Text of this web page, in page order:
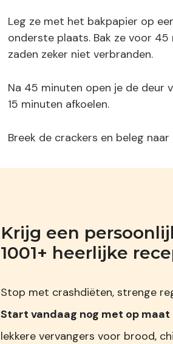
Leg ze met het bakpapier op
onderste plaats. Bak ze voor
zaden zeker niet verbranden.
Na 45 minuten open je de deur
15 minuten afkoelen.
Breek de crackers en beleg naar
Krijg een
1001+ heerlijke
Stop met crashdiëten, strenge
Start vandaag nog met op
lekkere vervangers voor brood,